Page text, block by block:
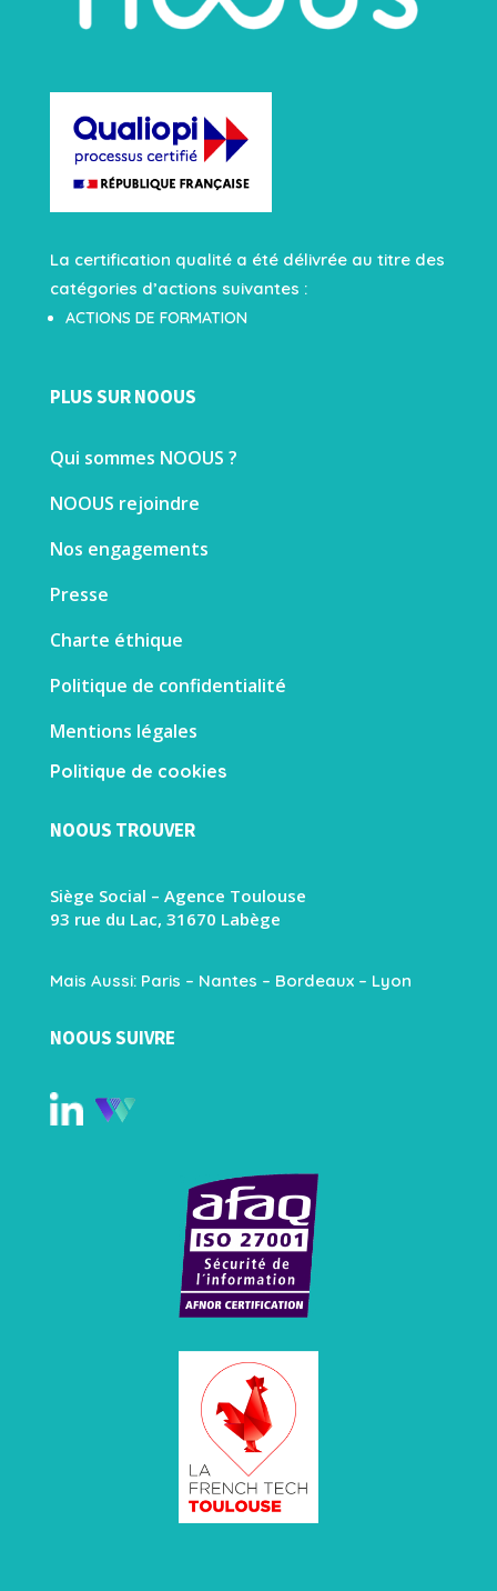
La certification qualité a été délivrée au titre des
catégories d’actions suivantes :
ACTIONS DE FORMATION
PLUS SUR NOOUS
Qui sommes NOOUS ?
NOOUS rejoindre
Nos engagements
Presse
Charte éthique
Politique de confidentialité
Mentions légales
Politique de cookies
NOOUS TROUVER
Siège Social – Agence Toulouse
93 rue du Lac, 31670 Labège
Mais Aussi: Paris – Nantes – Bordeaux – Lyon
NOOUS SUIVRE